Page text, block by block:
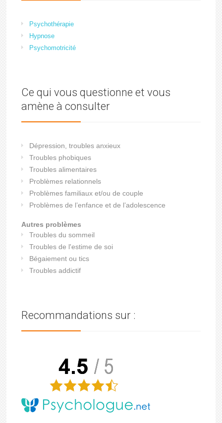
Psychothérapie
Hypnose
Psychomotricité
Ce qui vous questionne et vous
amène à consulter
Dépression, troubles anxieux
Troubles phobiques
Troubles alimentaires
Problèmes relationnels
Problèmes familiaux et/ou de couple
Problèmes de l’enfance et de l’adolescence
Autres problèmes
Troubles du sommeil
Troubles de l'estime de soi
Bégaiement ou tics
Troubles addictif
Recommandations sur :